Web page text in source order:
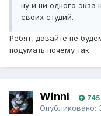
ну и ни одного экза
своих студий.
Ребят, давайте не
подумать почему так
Winni 745
Опубликовано: